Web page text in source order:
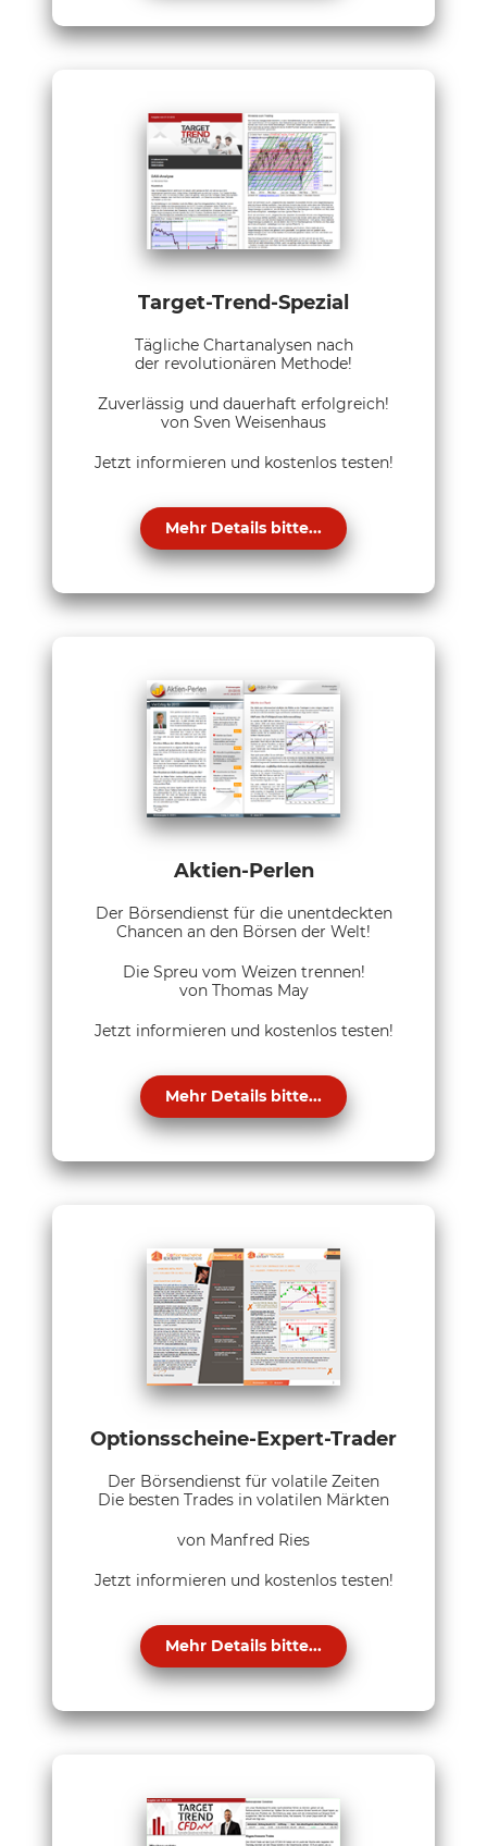
Target-Trend-Spezial
Tägliche Chartanalysen nach
der revolutionären Methode!
Zuverlässig und dauerhaft erfolgreich!
von Sven Weisenhaus
Jetzt informieren und kostenlos testen!
Mehr Details bitte...
Aktien-Perlen
Der Börsendienst für die unentdeckten
Chancen an den Börsen der Welt!
Die Spreu vom Weizen trennen!
von Thomas May
Jetzt informieren und kostenlos testen!
Mehr Details bitte...
Optionsscheine-Expert-Trader
Der Börsendienst für volatile Zeiten
Die besten Trades in volatilen Märkten
von Manfred Ries
Jetzt informieren und kostenlos testen!
Mehr Details bitte...